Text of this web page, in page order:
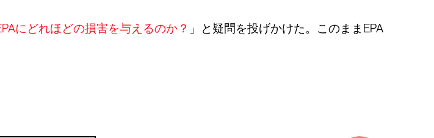
にどれほどの損害を与えるのか？ 」と疑問を投げかけた。このままEPA